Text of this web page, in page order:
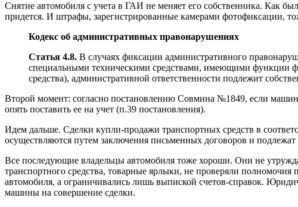
Снятие автомобиля с учета в ГАИ не меняет его собственника. Как
придется. И штрафы, зарегистрированные камерами фотофиксации,
Кодекс об административных правонарушениях
Статья 4.8. В случаях фиксации административного
специальными техническими средствами, имеющими функции
средства), административной ответственности подлежит
Второй момент: согласно постановлению Совмина №1849, если
опять поставить ее на учет (п.39 постановления).
Идем дальше. Сделки купли-продажи транспортных средств в
осуществляются путем заключения письменных договоров и
Все последующие владельцы автомобиля тоже хороши. Они не
транспортного средства, товарные ярлыки, не проверяли
автомобиля, а ограничивались лишь выпиской счетов-справок.
машины на совершение сделки.